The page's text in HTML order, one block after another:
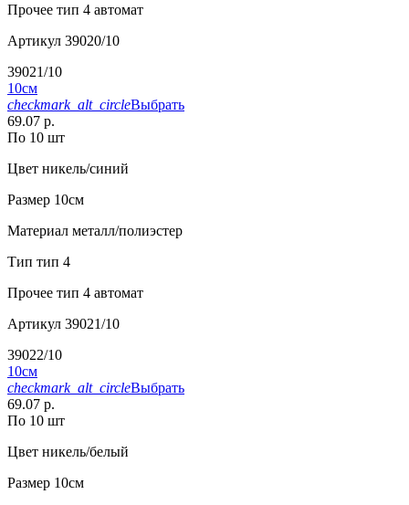
Прочее тип 4 автомат
Артикул 39020/10
39021/10
10см
checkmark_alt_circleВыбрать
69.07 р.
По 10 шт
Цвет никель/синий
Размер 10см
Материал металл/полиэстер
Тип тип 4
Прочее тип 4 автомат
Артикул 39021/10
39022/10
10см
checkmark_alt_circleВыбрать
69.07 р.
По 10 шт
Цвет никель/белый
Размер 10см